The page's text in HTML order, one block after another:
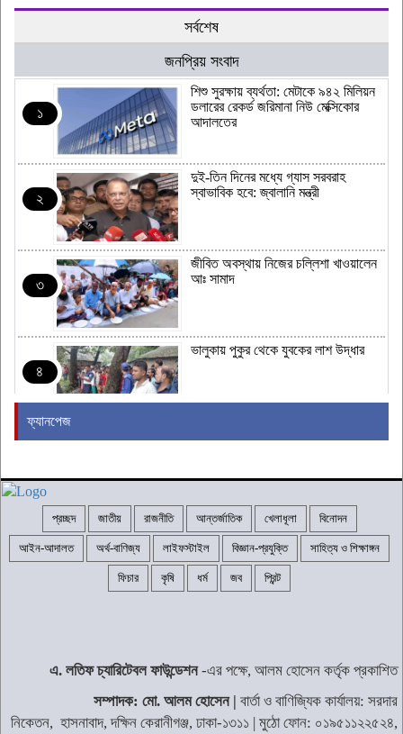
সর্বশেষ
জনপ্রিয় সংবাদ
১
শিশু সুরক্ষায় ব্যর্থতা: মেটাকে ৯৪২ মিলিয়ন
ডলারের রেকর্ড জরিমানা নিউ মেক্সিকোর
আদালতের
২
দুই-তিন দিনের মধ্যে গ্যাস সরবরাহ
স্বাভাবিক হবে: জ্বালানি মন্ত্রী
৩
জীবিত অবস্থায় নিজের চল্লিশা খাওয়ালেন
আঃ সামাদ
৪
ভালুকায় পুকুর থেকে যুবকের লাশ উদ্ধার
৬
রাষ্ট্রপতি নির্বাচনের তারিখ ঘোষণা
৮
শব্দদূষণ নিয়ন্ত্রণে কঠোরভাবে বাস্তবায়নের
উদ্যোগ নিয়েছে সরকার
ফ্যানপেজ
প্রচ্ছদ জাতীয় রাজনীতি আন্তর্জাতিক খেলাধূলা বিনোদন
আইন-আদালত অর্থ-বাণিজ্য লাইফস্টাইল বিজ্ঞান-প্রযুক্তি সাহিত্য ও শিক্ষাঙ্গন
ফিচার কৃষি ধর্ম জব প্রিন্ট
এ. লতিফ চ্যারিটেবল ফাউন্ডেশন-এর পক্ষে, আলম হোসেন কর্তৃক প্রকাশিত
সম্পাদক: মো. আলম হোসেন | বার্তা ও বাণিজ্যিক কার্যালয়: সরদার
নিকেতন, হাসনাবাদ, দক্ষিন কেরানীগঞ্জ, ঢাকা-১৩১১ | মুঠো ফোন: ০১৯৫১১২২৫২৪,